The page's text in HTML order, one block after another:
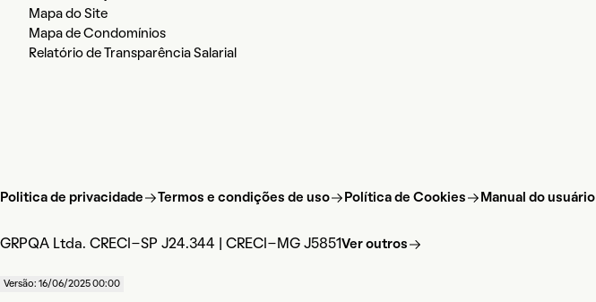
Mapa do Site
Mapa de Condomínios
Relatório de Transparência Salarial
Politica de privacidade Termos e condições de uso Política de Cookies Manual do usuário
GRPQA Ltda. CRECI-SP J24.344 | CRECI-MG J5851 Ver outros
Versão: 16/06/2025 00:00